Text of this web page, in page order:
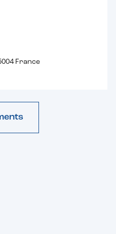
France